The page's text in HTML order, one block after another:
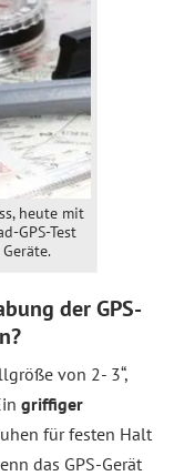
heute mit
GPS-Test
der GPS-
von 2- 3“,
griffiger
für festen Halt
das GPS-Gerät